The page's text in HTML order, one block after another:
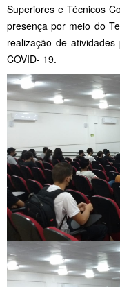
Superiores e Técnicos
presença por meio do
realização de
COVID- 19.